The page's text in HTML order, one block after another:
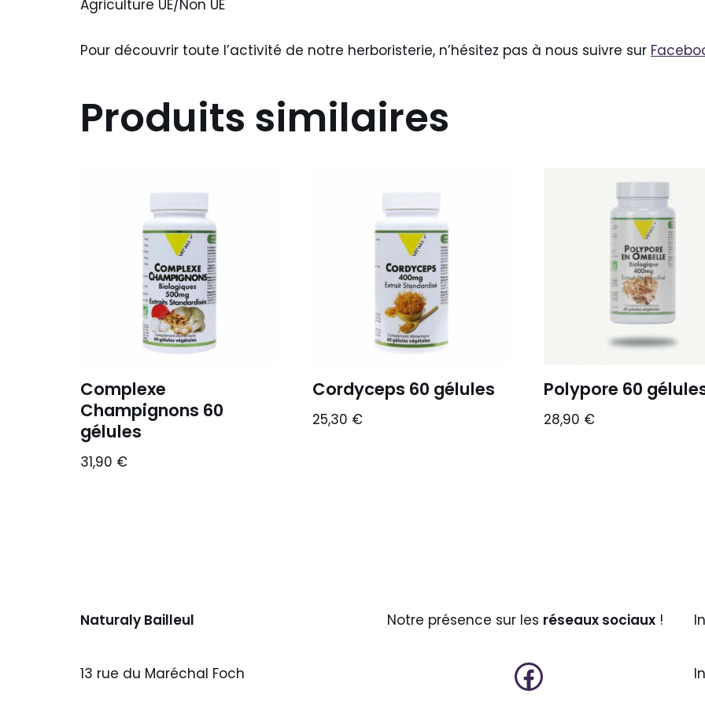
Agriculture UE/Non UE
Pour découvrir toute l’activité de notre herboristerie, n’hésitez pas à nous suivre sur
Produits similaires
Complexe
Champignons 60
gélules
31,90 €
Cordyceps 60 gélules
25,30 €
Polypore 60
28,90 €
Naturaly Bailleul
13 rue du Maréchal Foch
Notre présence sur les réseaux sociaux !